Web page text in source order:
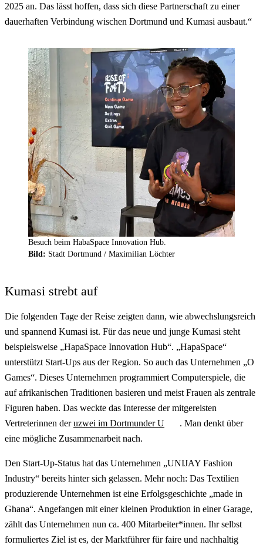
2025 an. Das lässt hoffen, dass sich diese Partnerschaft zu einer
dauerhaften Verbindung wischen Dortmund und Kumasi ausbaut.“
Besuch beim HabaSpace Innovation Hub.
Bild: Stadt Dortmund / Maximilian Löchter
Kumasi strebt auf
Die folgenden Tage der Reise zeigten dann, wie abwechslungsreich
und spannend Kumasi ist. Für das neue und junge Kumasi steht
beispielsweise „HapaSpace Innovation Hub“. „HapaSpace“
unterstützt Start-Ups aus der Region. So auch das Unternehmen „O
Games“. Dieses Unternehmen programmiert Computerspiele, die
auf afrikanischen Traditionen basieren und meist Frauen als zentrale
Figuren haben. Das weckte das Interesse der mitgereisten
Vertreterinnen deruzwei im Dortmunder U
. Man denkt über
eine mögliche Zusammenarbeit nach.
Den Start-Up-Status hat das Unternehmen „UNIJAY Fashion
Industry“ bereits hinter sich gelassen. Mehr noch: Das Textilien
produzierende Unternehmen ist eine Erfolgsgeschichte „made in
Ghana“. Angefangen mit einer kleinen Produktion in einer Garage,
zählt das Unternehmen nun ca. 400 Mitarbeiter*innen. Ihr selbst
formuliertes Ziel ist es, der Marktführer für faire und nachhaltig